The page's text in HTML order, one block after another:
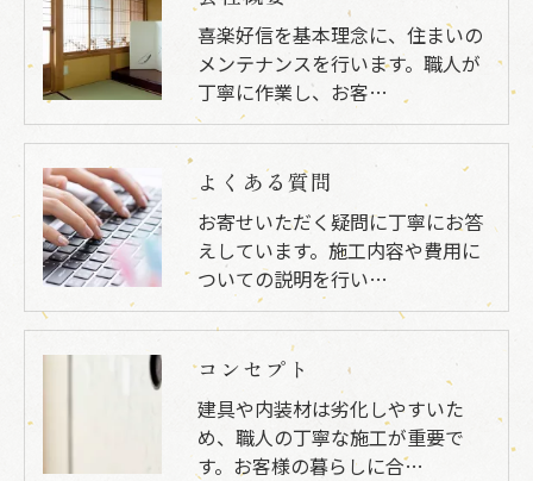
喜楽好信を基本理念に、住まいの
メンテナンスを行います。職人が
丁寧に作業し、お客…
よくある質問
お寄せいただく疑問に丁寧にお答
えしています。施工内容や費用に
ついての説明を行い…
コンセプト
建具や内装材は劣化しやすいた
め、職人の丁寧な施工が重要で
す。お客様の暮らしに合…